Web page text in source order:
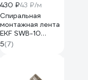
430 ₽43 ₽/м
Спиральная
монтажная лента
EKF SWB-10
D10мм d7,5мм 10м
PROxima plc-swb-
5(7)